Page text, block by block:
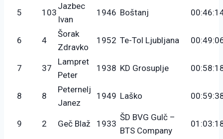
5 103
Jazbec
Ivan
1946 Boštanj
6 4
Šorak
Zdravko
1952 Te-Tol Ljubljana
7 37
Lampret
Peter
1938 KD Grosuplje
8 8
Peternelj
Janez
1949 Laško
9 2 Geč Blaž 1933
ŠD BVG Gulč –
BTS Company